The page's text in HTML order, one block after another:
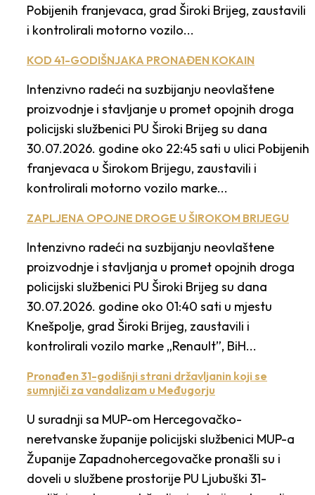
Pobijenih franjevaca, grad Široki Brijeg, zaustavili
i kontrolirali motorno vozilo...
KOD 41-GODIŠNJAKA PRONAĐEN KOKAIN
Intenzivno radeći na suzbijanju neovlaštene
proizvodnje i stavljanje u promet opojnih droga
policijski službenici PU Široki Brijeg su dana
30.07.2026. godine oko 22:45 sati u ulici Pobijenih
franjevaca u Širokom Brijegu, zaustavili i
kontrolirali motorno vozilo marke...
ZAPLJENA OPOJNE DROGE U ŠIROKOM BRIJEGU
Intenzivno radeći na suzbijanju neovlaštene
proizvodnje i stavljanja u promet opojnih droga
policijski službenici PU Široki Brijeg su dana
30.07.2026. godine oko 01:40 sati u mjestu
Knešpolje, grad Široki Brijeg, zaustavili i
kontrolirali vozilo marke „Renault”, BiH...
Pronađen 31-godišnji strani državljanin koji se
sumnjiči za vandalizam u Međugorju
U suradnji sa MUP-om Hercegovačko-
neretvanske županije policijski službenici MUP-a
Županije Zapadnohercegovačke pronašli su i
doveli u službene prostorije PU Ljubuški 31-